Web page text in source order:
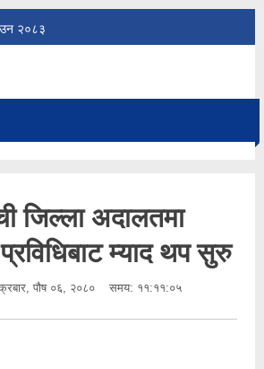
२०८३
जिल्ला अदालतमा
म्याद थप सुरु
पौष ०६, २०८० समय: ११:११:०५